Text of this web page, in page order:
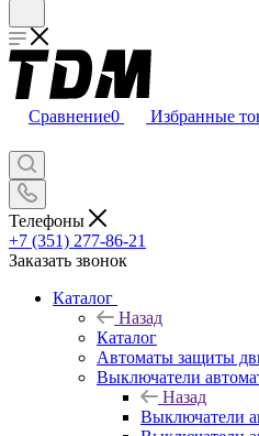
Сравнение0 Избранные
Телефоны
+7 (351) 277-86-21
Заказать звонок
Каталог
Назад
Каталог
Автоматы защиты
Выключатели
Назад
Выключатели